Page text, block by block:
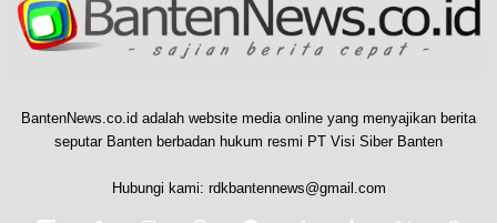
BantenNews.co.id adalah website media online yang menyajikan berita
seputar Banten berbadan hukum resmi PT Visi Siber Banten
Hubungi kami: rdkbantennews@gmail.com